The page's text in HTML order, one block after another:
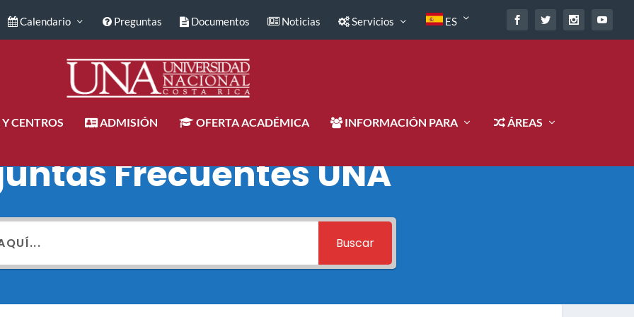
Calendario Preguntas Documentos Noticias Servicios ES
CENTROS ADMISIÓN OFERTA ACADÉMICA INFORMACIÓN PARA ÁREAS
Frecuentes UNA
Buscar